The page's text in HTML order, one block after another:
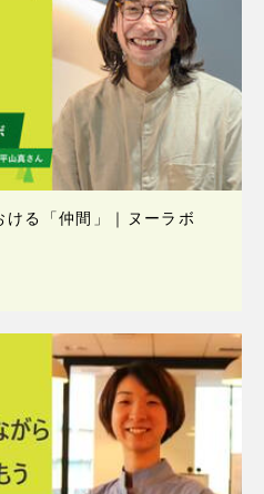
る「仲間」｜ヌーラボ